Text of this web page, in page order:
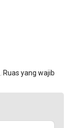
Ruas yang wajib